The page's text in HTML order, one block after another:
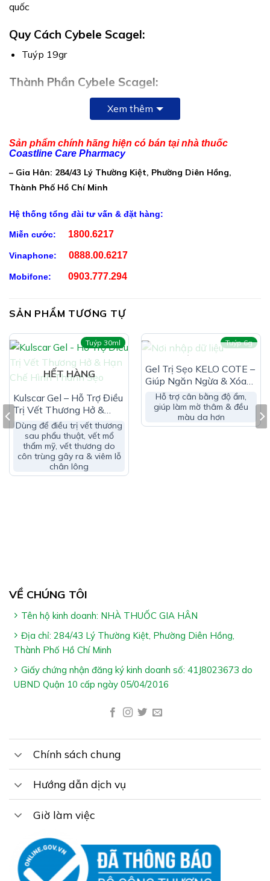
quốc
Quy Cách Cybele Scagel:
Tuýp 19gr
Thành Phần Cybele Scagel:
Dịch chiết Allium cepa buld
Dịch chiết lá Centella Asiatica
Dịch chiết lá Aloe barbadensis
Natri PCA
1,3 Propanediol
Triethanolamine
Dịch chiết trái Phyllanthus emblica
Dịch chiết trái Tamarindus Indica
Dịch chiết Broussonetia papyrifera bark
Dịch chiết Ipomoea pes caprae
Dịch chiết Portulaca Oleracea
Tocopheryl acetate
Ethyl hexyl glycerin
Polysorbate 20
Công Dụng Cybele Scagel:
Giảm các dạng cảm quan bất thường của da
Hỗ trợ làm mờ sẹo, làm mềm & mướt da
Cách Dùng Cybele Scagel:
Thoa gel 3 – 4 lần mỗi ngày vào vùng da cần thiết
*Lưu ý:
– Sản phẩm không phải là thuốc và không có chức năng
thay thế thuốc chữa bệnh
Xem thêm
Sản phẩm chính hãng hiện có bán tại nhà thuốc
Coastline Care Pharmacy
– Gia Hân: 284/43 Lý Thường Kiệt, Phường Diên Hồng,
Thành Phố Hồ Chí Minh
Hệ thống tổng đài tư vấn & đặt hàng:
Miễn cước: 1800.6217
Vinaphone: 0888.00.6217
Mobifone: 0903.777.294
SẢN PHẨM TƯƠNG TỰ
Tuýp 30ml
HẾT HÀNG
Kulscar Gel – Hỗ Trợ Điều
Trị Vết Thương Hở &
Hạn Chế Hình Thành
Sẹo
Dùng để điều trị vết thương
sau phẩu thuật, vết mổ
thẩm mỹ, vết thương do
côn trùng gây ra & viêm lỗ
chân lông
Tuýp 6g
Gel Trị Sẹo KELO COTE –
Giúp Ngăn Ngừa & Xóa
Mờ Sẹo Lồi, Sẹo Phì Đại
Hỗ trợ cân bằng độ ẩm,
giúp làm mờ thâm & đều
màu da hơn
VỀ CHÚNG TÔI
Tên hộ kinh doanh: NHÀ THUỐC GIA HÂN
Địa chỉ: 284/43 Lý Thường Kiệt, Phường Diên Hồng,
Thành Phố Hồ Chí Minh
Giấy chứng nhận đăng ký kinh doanh số: 41J8023673 do
UBND Quận 10 cấp ngày 05/04/2016
Chính sách chung
Hướng dẫn dịch vụ
Giờ làm việc